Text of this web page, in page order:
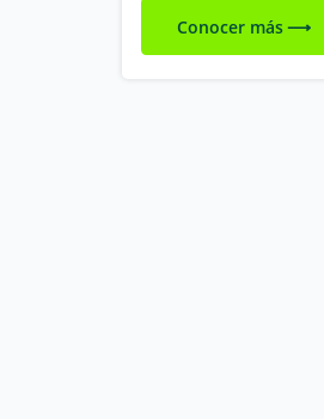
Conocer más